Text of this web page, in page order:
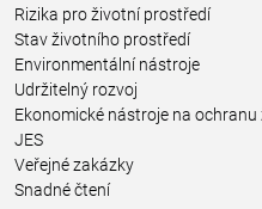
Rizika pro životní prostředí
Stav životního prostředí
Environmentální nástroje
Udržitelný rozvoj
Ekonomické nástroje na
JES
Veřejné zakázky
Snadné čtení